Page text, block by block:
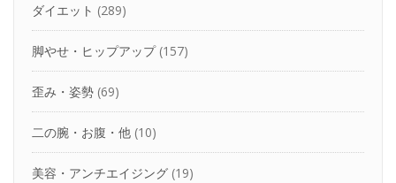
ダイエット (289)
脚やせ・ヒップアップ(157)
歪み・姿勢 (69)
二の腕・お腹・他 (10)
美容・アンチエイジング (19)